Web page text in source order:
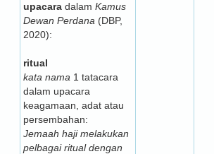
upacara dalam Kamus
Dewan Perdana (DBP,
2020):
ritual
kata nama 1 tatacara
dalam upacara
keagamaan, adat atau
persembahan:
Jemaah haji melakukan
pelbagai ritual dengan